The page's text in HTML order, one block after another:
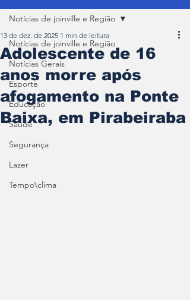
Notícias de joinville e Região
Notícias Gerais
Esporte
Educação
Saúde
Segurança
Lazer
Tempo\clima
Notícias de joinville e Região
Adolescente de 16
anos morre após
afogamento na Ponte
Baixa, em Pirabeiraba
13 de dez. de 2025 1 min de leitura